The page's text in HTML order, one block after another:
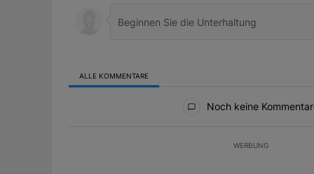
ALLE KOMMENTARE
Noch keine
WERBUNG